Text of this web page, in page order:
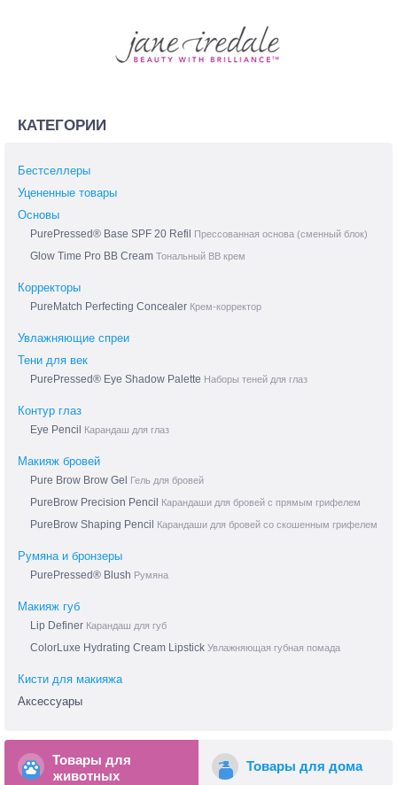
КАТЕГОРИИ
Бестселлеры
Уцененные товары
Основы
PurePressed® Base SPF 20 Refil Прессованная основа (сменный блок)
Glow Time Pro BB Cream Тональный BB крем
Корректоры
PureMatch Perfecting Concealer Крем-корректор
Увлажняющие спреи
Тени для век
PurePressed® Eye Shadow Palette Наборы теней для глаз
Контур глаз
Eye Pencil Карандаш для глаз
Макияж бровей
Pure Brow Brow Gel Гель для бровей
PureBrow Precision Pencil Карандаши для бровей с прямым грифелем
PureBrow Shaping Pencil Карандаши для бровей со скошенным грифелем
Румяна и бронзеры
PurePressed® Blush Румяна
Макияж губ
Lip Definer Карандаш для губ
ColorLuxe Hydrating Cream Lipstick Увлажняющая губная помада
Кисти для макияжа
Аксессуары
Товары для
животных
Товары для дома